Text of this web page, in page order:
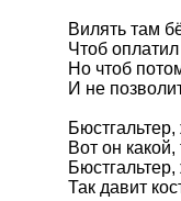
Вилять там
Чтоб
Но чтоб
И не
Вот он какой,
Так давит